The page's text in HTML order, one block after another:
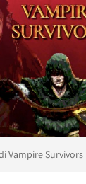
Vampire Survivors